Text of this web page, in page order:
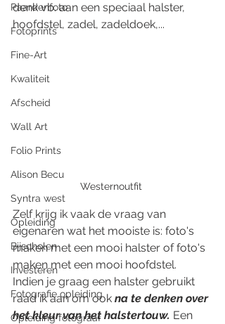
Paardenfoto
Fotoprints
Fine-Art
Kwaliteit
Afscheid
Wall Art
Folio Prints
Alison Becu
Syntra west
Opleiding
Bijscholen
Investeren
Fotografie opleiding
Opleiding fotograaf
denk vb. aan een speciaal halster,
hoofdstel, zadel, zadeldoek,...
Westernoutfit
Zelf krijg ik vaak de vraag van
eigenaren wat het mooiste is: foto's
maken met een mooi halster of foto's
maken met een mooi hoofdstel.
Indien je graag een halster gebruikt
raad ik aan om ook na te denken over
het kleur van het halstertouw. Een